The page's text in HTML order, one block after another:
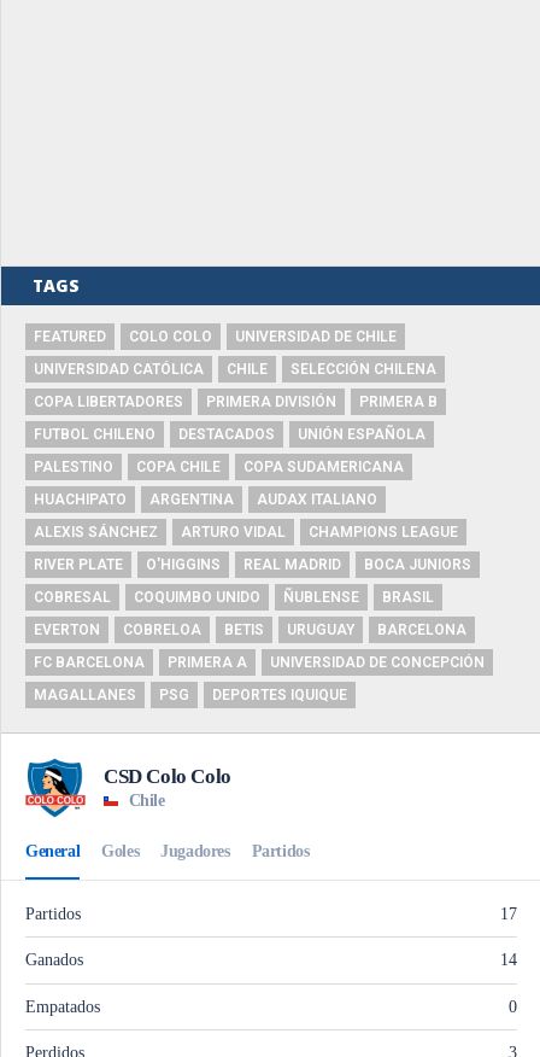
TAGS
FEATURED COLO COLO
UNIVERSIDAD DE CHILE
UNIVERSIDAD CATÓLICA
CHILE
SELECCIÓN CHILENA
COPA LIBERTADORES
PRIMERA DIVISIÓN
PRIMERA B
FUTBOL CHILENO
DESTACADOS
UNIÓN ESPAÑOLA
PALESTINO
COPA CHILE
COPA SUDAMERICANA
HUACHIPATO
ARGENTINA
AUDAX ITALIANO
ALEXIS SÁNCHEZ
ARTURO VIDAL
CHAMPIONS LEAGUE
RIVER PLATE
O'HIGGINS REAL MADRID
BOCA JUNIORS
COBRESAL
COQUIMBO UNIDO ÑUBLENSE
BRASIL
EVERTON
COBRELOA BETIS URUGUAY
BARCELONA
FC BARCELONA
PRIMERA A
UNIVERSIDAD DE CONCEPCIÓN
MAGALLANES
PSG DEPORTES IQUIQUE